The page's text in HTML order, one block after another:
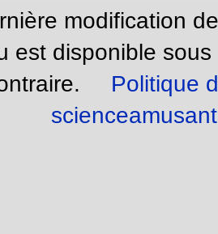
modification
est disponible
Politique